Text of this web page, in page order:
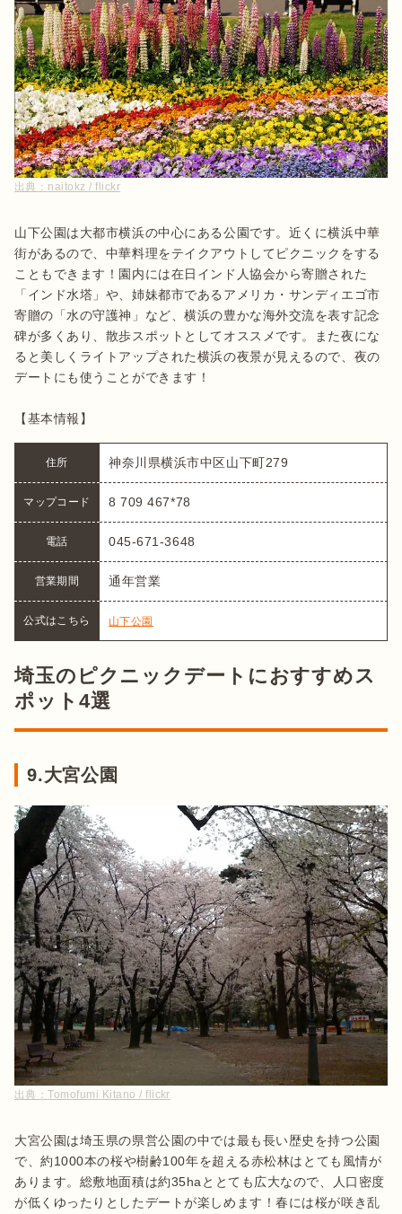
出典： naitokz / flickr
山下公園は大都市横浜の中心にある公園です。近くに横浜中華
街があるので、中華料理をテイクアウトしてピクニックをする
こともできます！園内には在日インド人協会から寄贈された
「インド水塔」や、姉妹都市であるアメリカ・サンディエゴ市
寄贈の「水の守護神」など、横浜の豊かな海外交流を表す記念
碑が多くあり、散歩スポットとしてオススメです。また夜にな
ると美しくライトアップされた横浜の夜景が見えるので、夜の
デートにも使うことができます！
【基本情報】
住所 神奈川県横浜市中区山下町279
マップコード 8 709 467*78
電話 045-671-3648
営業期間 通年営業
公式はこちら 山下公園
埼玉のピクニックデートにおすすめス
ポット4選
9.大宮公園
出典：Tomofumi Kitano / flickr
大宮公園は埼玉県の県営公園の中では最も長い歴史を持つ公園
で、約1000本の桜や樹齢100年を超える赤松林はとても風情が
あります。総敷地面積は約35haととても広大なので、人口密度
が低くゆったりとしたデートが楽しめます！春には桜が咲き乱